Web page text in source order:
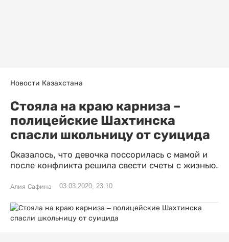
Новости Казахстана
Стояла на краю карниза –
полицейские Шахтинска
спасли школьницу от суицида
Оказалось, что девочка поссорилась с мамой и
после конфликта решила свести счеты с жизнью.
Алия Сафина 03.03.2020, 23:10